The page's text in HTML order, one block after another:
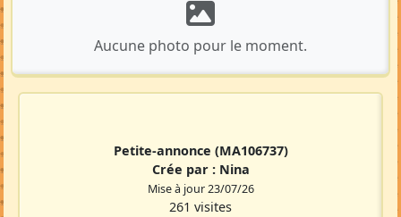
Aucune photo pour le moment.
Petite-annonce (MA106737)
Crée par : Nina
Mise à jour 23/07/26
261 visites